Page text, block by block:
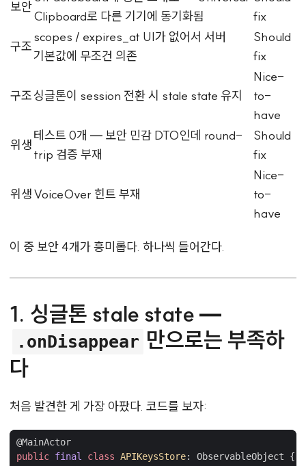
보안
Clipboard로 다른 기기에 동기화됨
fix
구조
scopes / expires_at UI가 없어서 서버
기본값에 무조건 의존
Should
fix
구조싱글톤이 session 전환 시 stale state 유지
Nice-
to-
have
위생
테스트 0개 — 보안 민감 DTO인데 round-
trip 검증 부재
Should
fix
위생VoiceOver 힌트 부재
Nice-
to-
have
이 중 보안 4개가 흥미롭다. 하나씩 들어간다.
1. 싱글톤 stale state —
.onDisappear 만으로는 부족하
다
처음 발견한 게 가장 아팠다. 코드를 보자:
@MainActor
public final class APIKeysStore: ObservableObject
{